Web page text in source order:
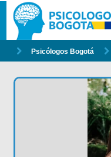
Psicólogos Bogotá